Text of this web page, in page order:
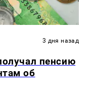
3 дня назад
пенсию
об